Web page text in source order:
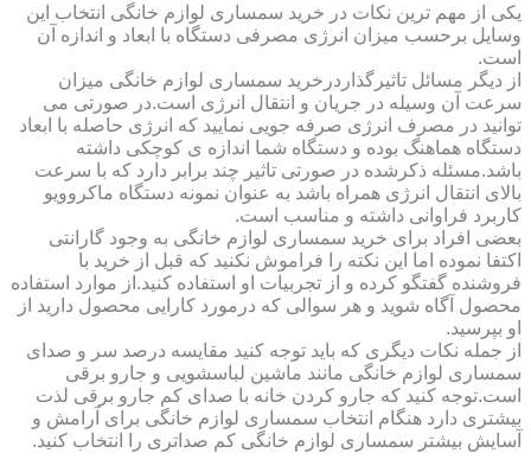
یکی از مهم ترین نکات در خرید سمساری لوازم خانگی انتخاب این
وسایل برحسب میزان انرژی مصرفی دستگاه با ابعاد و اندازه آن
است.
از دیگر مسائل تاثیرگذاردرخرید سمساری لوازم خانگی میزان
سرعت آن وسیله در جریان و انتقال انرژی است.در صورتی می
توانید در مصرف انرژی صرفه جویی نمایید که انرژی حاصله با ابعاد
دستگاه هماهنگ بوده و دستگاه شما اندازه ی کوچکی داشته
باشد.مسئله ذکرشده در صورتی تاثیر چند برابر دارد که با سرعت
بالای انتقال انرژی همراه باشد به عنوان نمونه دستگاه ماکروویو
کاربرد فراوانی داشته و مناسب است.
بعضی افراد برای خرید سمساری لوازم خانگی به وجود گارانتی
اکتفا نموده اما این نکته را فراموش نکنید که قبل از خرید با
فروشنده گفتگو کرده و از تجربیات او استفاده کنید.از موارد استفاده
محصول آگاه شوید و هر سوالی که درمورد کارایی محصول دارید از
او بپرسید.
از جمله نکات دیگری که باید توجه کنید مقایسه درصد سر و صدای
سمساری لوازم خانگی مانند ماشین لباسشویی و جارو برقی
است.توجه کنید که جارو کردن خانه با صدای کم جارو برقی لذت
بیشتری دارد هنگام انتخاب سمساری لوازم خانگی برای آرامش و
آسایش بیشتر سمساری لوازم خانگی کم صداتری را انتخاب کنید.